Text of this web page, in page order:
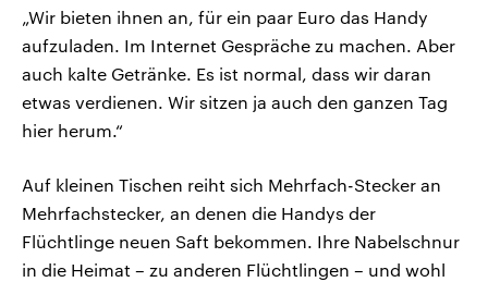
„Wir bieten ihnen an, für ein paar Euro das Handy
aufzuladen. Im Internet Gespräche zu machen. Aber
auch kalte Getränke. Es ist normal, dass wir daran
etwas verdienen. Wir sitzen ja auch den ganzen Tag
hier herum.“
Auf kleinen Tischen reiht sich Mehrfach-Stecker an
Mehrfachstecker, an denen die Handys der
Flüchtlinge neuen Saft bekommen. Ihre Nabelschnur
in die Heimat – zu anderen Flüchtlingen – und wohl